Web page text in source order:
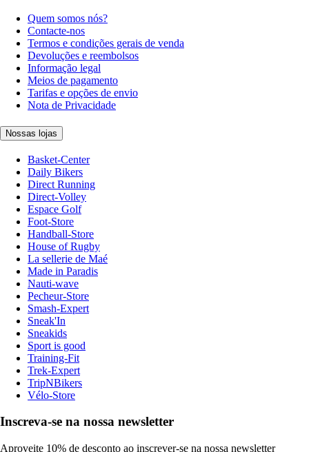
Quem somos nós?
Contacte-nos
Termos e condições gerais de venda
Devoluções e reembolsos
Informação legal
Meios de pagamento
Tarifas e opções de envio
Nota de Privacidade
Nossas lojas
Basket-Center
Daily Bikers
Direct Running
Direct-Volley
Espace Golf
Foot-Store
Handball-Store
House of Rugby
La sellerie de Maé
Made in Paradis
Nauti-wave
Pecheur-Store
Smash-Expert
Sneak'In
Sneakids
Sport is good
Training-Fit
Trek-Expert
TripNBikers
Vélo-Store
Inscreva-se na nossa newsletter
Aproveite 10% de desconto ao inscrever-se na nossa newsletter